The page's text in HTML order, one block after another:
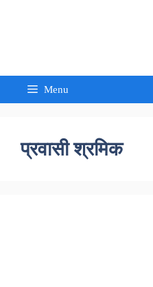
Menu
प्रवासी श्रमिक